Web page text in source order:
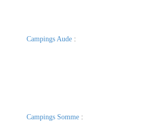
Campings Aude:
Campings Somme: